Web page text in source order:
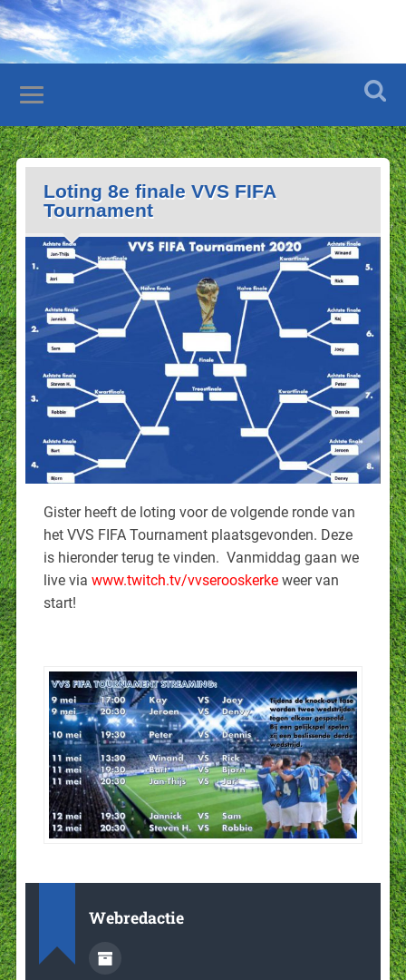
Loting 8e finale VVS FIFA
Tournament
Gister heeft de loting voor de volgende ronde van
het VVS FIFA Tournament plaatsgevonden. Deze
is hieronder terug te vinden. Vanmiddag gaan we
live via www.twitch.tv/vvserooskerke weer van
start!
Webredactie